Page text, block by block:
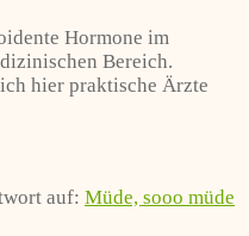
Hormone im
Bereich.
hier praktische Ärzte
auf: Müde, sooo müde